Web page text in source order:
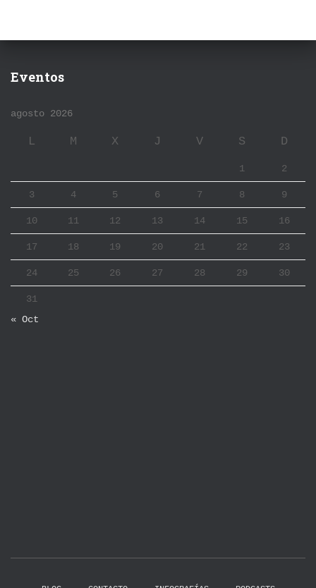
Eventos
agosto 2026
L M X J V S D
1 2
3 4 5 6 7 8 9
10 11 12 13 14 15 16
17 18 19 20 21 22 23
24 25 26 27 28 29 30
31
« Oct